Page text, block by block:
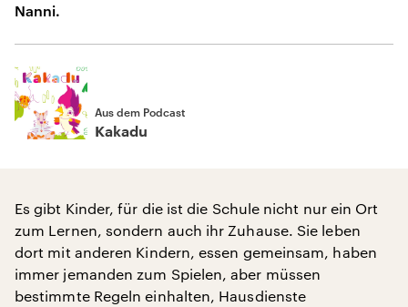
Nanni.
Aus dem Podcast
Kakadu
Es gibt Kinder, für die ist die Schule nicht nur ein Ort
zum Lernen, sondern auch ihr Zuhause. Sie leben
dort mit anderen Kindern, essen gemeinsam, haben
immer jemanden zum Spielen, aber müssen
bestimmte Regeln einhalten, Hausdienste